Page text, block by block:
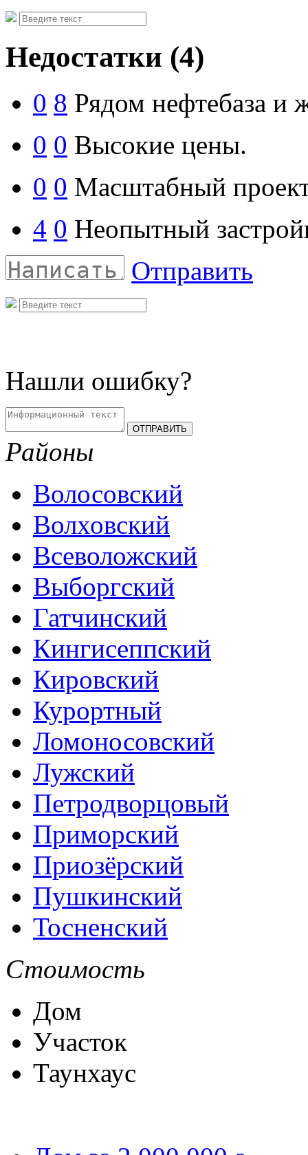
Недостатки (4)
0 8 Рядом нефтебаза и
0 0 Высокие цены.
0 0 Масштабный
4 0 Неопытный
Отправить
Нашли ошибку?
Районы
Волосовский
Волховский
Всеволожский
Выборгский
Гатчинский
Кингисеппский
Кировский
Курортный
Ломоносовский
Лужский
Петродворцовый
Приморский
Приозёрский
Пушкинский
Тосненский
Стоимость
Дом
Участок
Таунхаус